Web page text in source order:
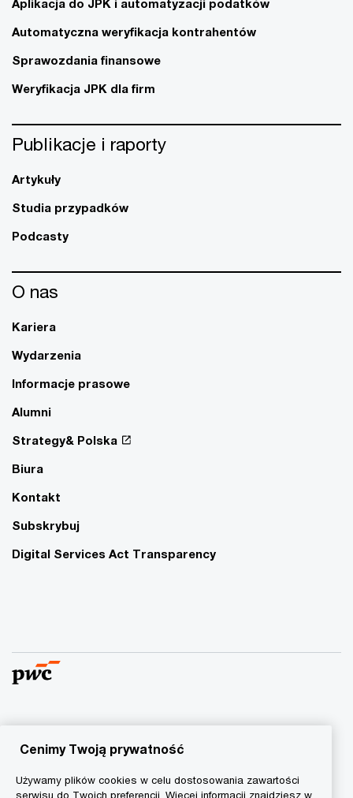
Aplikacja do JPK i automatyzacji podatków
Automatyczna weryfikacja kontrahentów
Sprawozdania finansowe
Weryfikacja JPK dla firm
Publikacje i raporty
Artykuły
Studia przypadków
Podcasty
O nas
Kariera
Wydarzenia
Informacje prasowe
Alumni
Strategy& Polska
Biura
Kontakt
Subskrybuj
Digital Services Act Transparency
© 2015 - 2026 PwC. Wszelkie prawa zastrzeżone. Nazwa
PwC odnosi się do firm wchodzących w skład sieci PwC, z
informacji na stroniewww.pwc.com/structure.
Cenimy Twoją prywatność
Używamy plików cookies w celu dostosowania zawartości
serwisu do Twoich preferencji. Więcej informacji znajdziesz w